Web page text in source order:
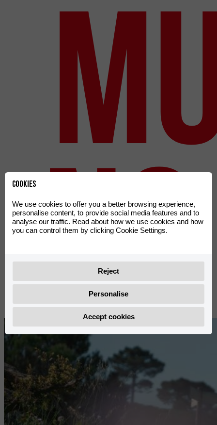
Cookies
We use cookies to offer you a better browsing experience,
personalise content, to provide social media features and to
analyse our traffic. Read about how we use cookies and how
you can control them by clicking Cookie Settings.
Reject
Personalise
Accept cookies